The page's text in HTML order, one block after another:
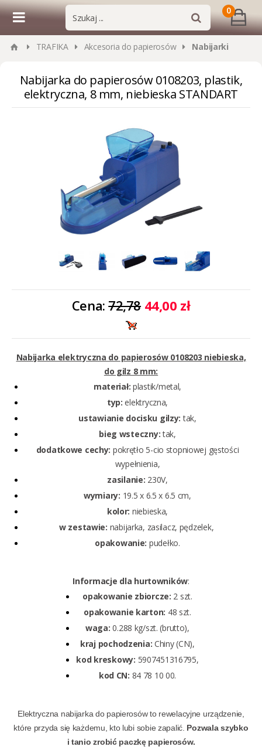
0
TRAFIKA Akcesoria do papierosów Nabijarki
Nabijarka do papierosów 0108203, plastik,
elektryczna, 8 mm, niebieska STANDART
Cena:72,78 44,00 zł
Nabijarka elektryczna do papierosów 0108203 niebieska,
do gilz 8 mm:
materiał: plastik/metal,
typ:elektryczna,
ustawianie docisku gilzy:tak,
bieg wsteczny:tak,
dodatkowe cechy: pokrętło 5-cio stopniowej gęstości
wypełnienia,
zasilanie: 230V,
wymiary: 19.5 x 6.5 x 6.5 cm,
kolor: niebieska,
w zestawie: nabijarka, zasilacz, pędzelek,
opakowanie: pudełko.
Informacje dla hurtowników:
opakowanie zbiorcze: 2 szt.
opakowanie karton: 48 szt.
waga:0.288 kg/szt. (brutto),
kraj pochodzenia: Chiny (CN),
kod kreskowy: 5907451316795,
kod CN: 84 78 10 00.
Elektryczna nabijarka do papierosów to rewelacyjne urządzenie,
które przyda się każdemu, kto lubi sobie zapalić. Pozwala szybko
i tanio zrobić paczkę papierosów.